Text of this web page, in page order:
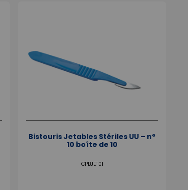
Bistouris Jetables Stériles UU – n°
10 boîte de 10
CPBJET01